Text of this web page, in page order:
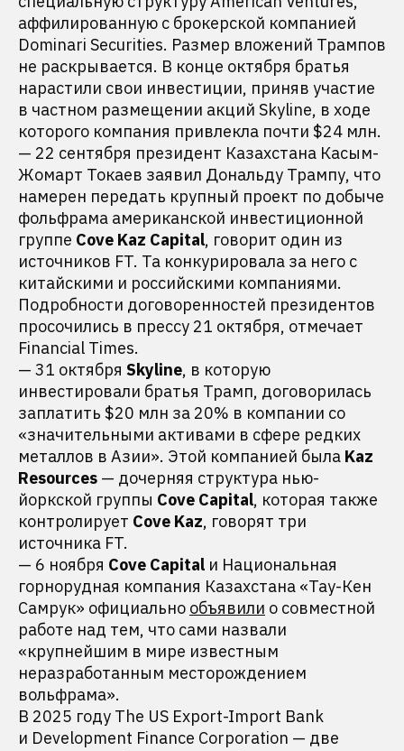
аффилированную с брокерской компанией
Dominari Securities. Размер вложений Трампов
не раскрывается. В конце октября братья
нарастили свои инвестиции, приняв участие
в частном размещении акций Skyline, в ходе
которого компания привлекла почти $24 млн.
— 22 сентября президент Казахстана Касым-
Жомарт Токаев заявил Дональду Трампу, что
намерен передать крупный проект по добыче
фольфрама американской инвестиционной
группе Cove Kaz Capital, говорит один из
источников FT. Та конкурировала за него с
китайскими и российскими компаниями.
Подробности договоренностей президентов
просочились в прессу 21 октября, отмечает
Financial Times.
— 31 октября Skyline, в которую
инвестировали братья Трамп, договорилась
заплатить $20 млн за 20% в компании со
«значительными активами в сфере редких
металлов в Азии». Этой компанией была Kaz
Resources — дочерняя структура нью-
йоркской группы Cove Capital, которая также
контролирует Cove Kaz, говорят три
источника FT.
— 6 ноября Cove Capital и Национальная
горнорудная компания Казахстана «Тау-Кен
Самрук» официально объявили о совместной
работе над тем, что сами назвали
«крупнейшим в мире известным
неразработанным месторождением
вольфрама».
В 2025 году The US Export-Import Bank
и Development Finance Corporation — две